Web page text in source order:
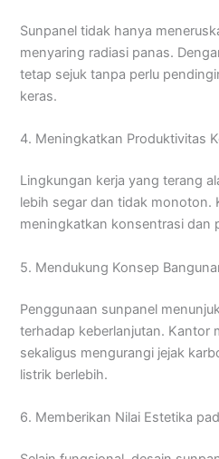
Sunpanel tidak hanya
menyaring radiasi panas.
tetap sejuk tanpa perlu
keras.
4. Meningkatkan Produktivitas
Lingkungan kerja yang terang
lebih segar dan tidak monoton.
meningkatkan konsentrasi dan
5. Mendukung Konsep
Penggunaan sunpanel
terhadap keberlanjutan. Kantor
sekaligus mengurangi jejak
listrik berlebih.
6. Memberikan Nilai Estetika